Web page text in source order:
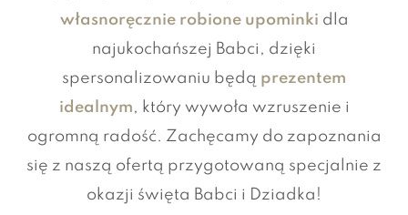
własnoręcznie robione upominki dla
najukochańszej Babci, dzięki
spersonalizowaniu będą prezentem
idealnym, który wywoła wzruszenie i
ogromną radość. Zachęcamy do zapoznania
się z naszą ofertą przygotowaną specjalnie z
okazji święta Babci i Dziadka!